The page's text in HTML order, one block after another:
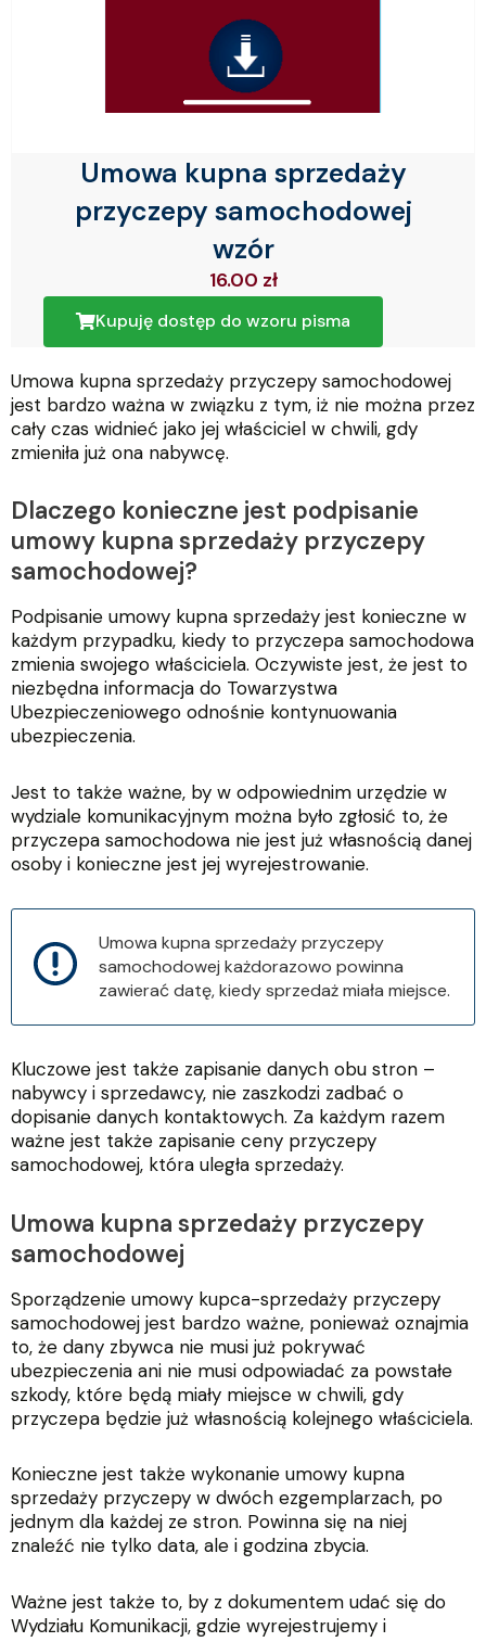
Umowa kupna sprzedaży
przyczepy samochodowej
wzór
16.00 zł
Kupuję dostęp do wzoru pisma
Umowa kupna sprzedaży przyczepy samochodowej
jest bardzo ważna w związku z tym, iż nie można przez
cały czas widnieć jako jej właściciel w chwili, gdy
zmieniła już ona nabywcę.
Dlaczego konieczne jest podpisanie
umowy kupna sprzedaży przyczepy
samochodowej?
Podpisanie umowy kupna sprzedaży jest konieczne w
każdym przypadku, kiedy to przyczepa samochodowa
zmienia swojego właściciela. Oczywiste jest, że jest to
niezbędna informacja do Towarzystwa
Ubezpieczeniowego odnośnie kontynuowania
ubezpieczenia.
Jest to także ważne, by w odpowiednim urzędzie w
wydziale komunikacyjnym można było zgłosić to, że
przyczepa samochodowa nie jest już własnością danej
osoby i konieczne jest jej wyrejestrowanie.
Umowa kupna sprzedaży przyczepy
samochodowej każdorazowo powinna
zawierać datę, kiedy sprzedaż miała miejsce.
Kluczowe jest także zapisanie danych obu stron –
nabywcy i sprzedawcy, nie zaszkodzi zadbać o
dopisanie danych kontaktowych. Za każdym razem
ważne jest także zapisanie ceny przyczepy
samochodowej, która uległa sprzedaży.
Umowa kupna sprzedaży przyczepy
samochodowej
Sporządzenie umowy kupca-sprzedaży przyczepy
samochodowej jest bardzo ważne, ponieważ oznajmia
to, że dany zbywca nie musi już pokrywać
ubezpieczenia ani nie musi odpowiadać za powstałe
szkody, które będą miały miejsce w chwili, gdy
przyczepa będzie już własnością kolejnego właściciela.
Konieczne jest także wykonanie umowy kupna
sprzedaży przyczepy w dwóch ezgemplarzach, po
jednym dla każdej ze stron. Powinna się na niej
znaleźć nie tylko data, ale i godzina zbycia.
Ważne jest także to, by z dokumentem udać się do
Wydziału Komunikacji, gdzie wyrejestrujemy i